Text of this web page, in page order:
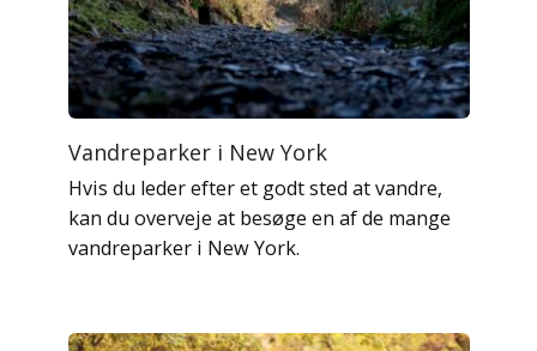
Vandreparker i New York
Hvis du leder efter et godt sted at vandre,
kan du overveje at besøge en af ​​de mange
vandreparker i New York.